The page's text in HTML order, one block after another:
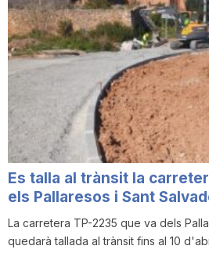
g
o
a
Es talla al trànsit la
els Pallaresos i Sant
La carretera TP-2235 que va dels
quedarà tallada al trànsit fins al 10